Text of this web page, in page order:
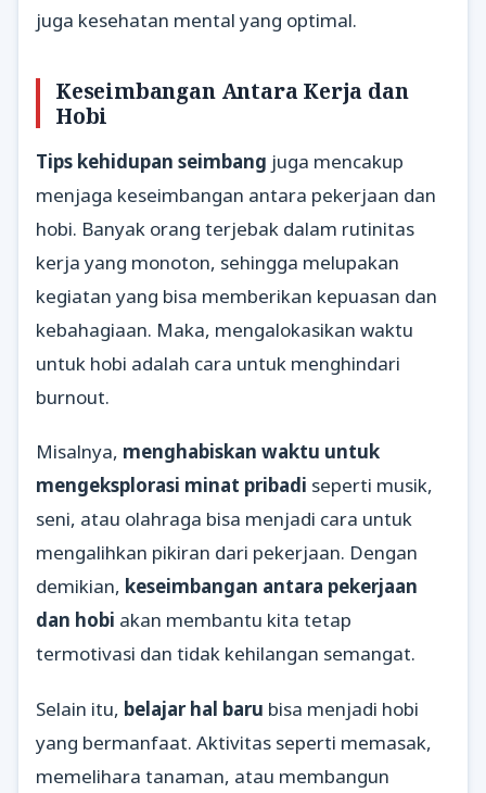
juga kesehatan mental yang optimal.
Keseimbangan Antara Kerja dan
Hobi
Tips kehidupan seimbang juga mencakup
menjaga keseimbangan antara pekerjaan dan
hobi. Banyak orang terjebak dalam rutinitas
kerja yang monoton, sehingga melupakan
kegiatan yang bisa memberikan kepuasan dan
kebahagiaan. Maka, mengalokasikan waktu
untuk hobi adalah cara untuk menghindari
burnout.
Misalnya, menghabiskan waktu untuk
mengeksplorasi minat pribadi seperti musik,
seni, atau olahraga bisa menjadi cara untuk
mengalihkan pikiran dari pekerjaan. Dengan
demikian, keseimbangan antara pekerjaan
dan hobi akan membantu kita tetap
termotivasi dan tidak kehilangan semangat.
Selain itu, belajar hal baru bisa menjadi hobi
yang bermanfaat. Aktivitas seperti memasak,
memelihara tanaman, atau membangun